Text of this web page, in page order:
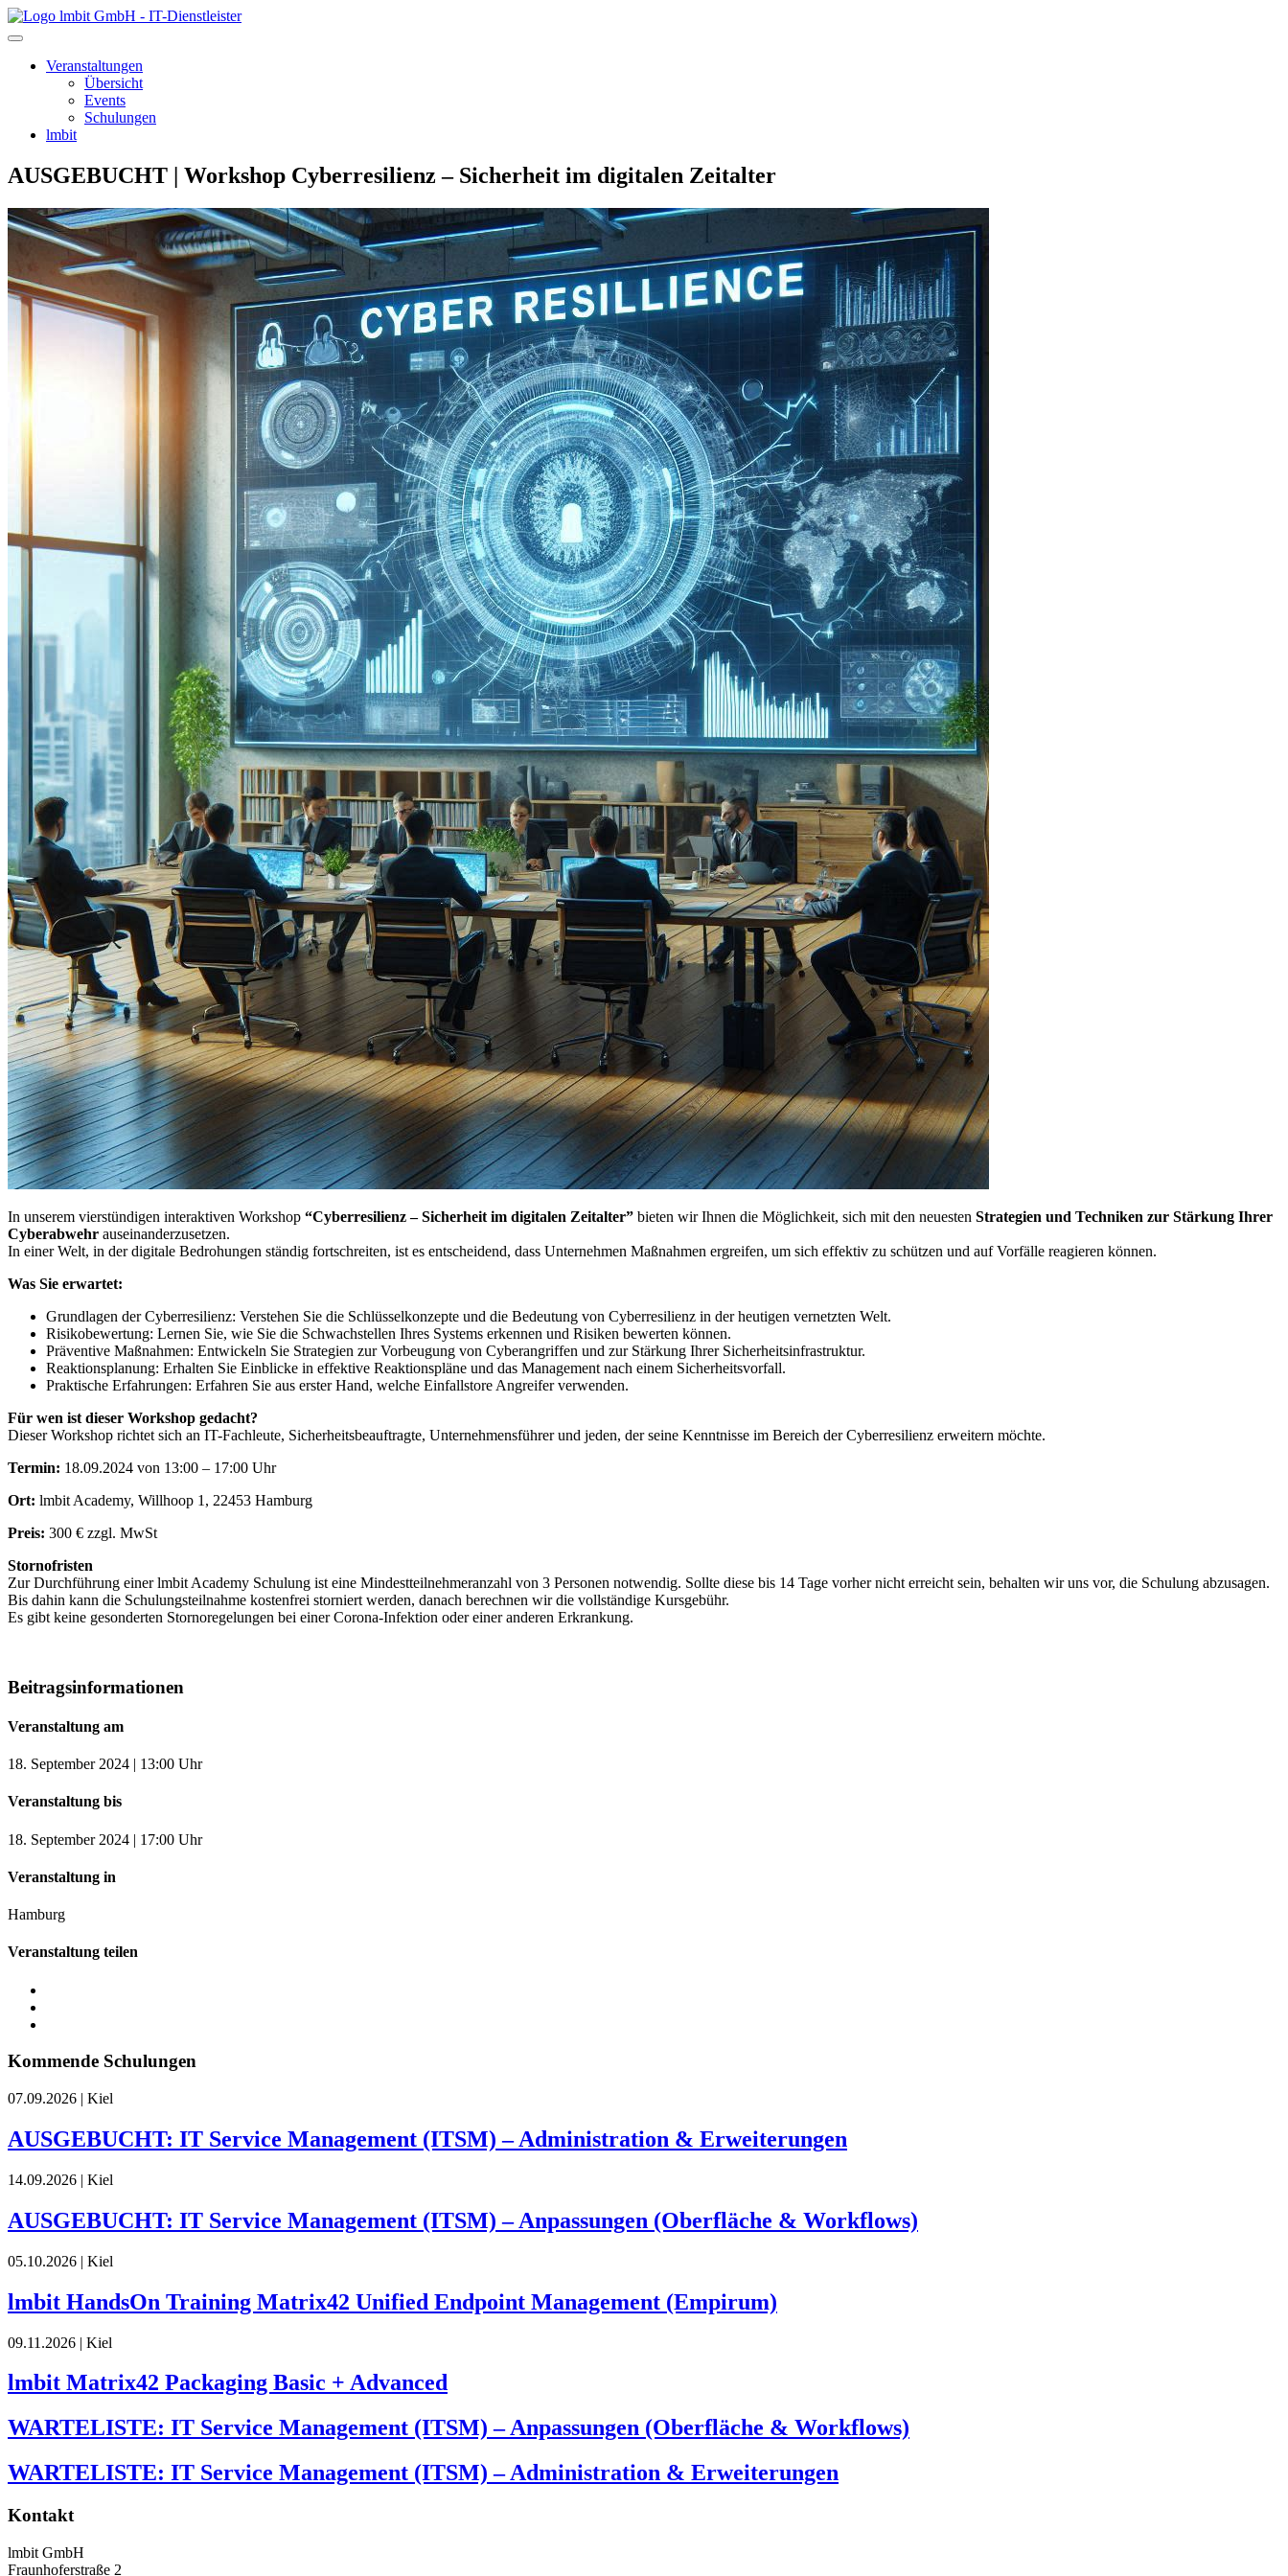
lmbit GmbH - IT-Dienstleister
Veranstaltungen
Übersicht
Events
Schulungen
lmbit
AUSGEBUCHT | Workshop Cyberresilienz – Sicherheit im digitalen Zeitalter
In unserem vierstündigen interaktiven Workshop “Cyberresilienz – Sicherheit im digitalen Zeitalter” bieten wir Ihnen die Möglichkeit, sich mit den neuesten Strategien und Techniken zur Stärkung Ihrer
Cyberabwehr auseinanderzusetzen.
In einer Welt, in der digitale Bedrohungen ständig fortschreiten, ist es entscheidend, dass Unternehmen Maßnahmen ergreifen, um sich effektiv zu schützen und auf Vorfälle reagieren können.
Was Sie erwartet:
Grundlagen der Cyberresilienz: Verstehen Sie die Schlüsselkonzepte und die Bedeutung von Cyberresilienz in der heutigen vernetzten Welt.
Risikobewertung: Lernen Sie, wie Sie die Schwachstellen Ihres Systems erkennen und Risiken bewerten können.
Präventive Maßnahmen: Entwickeln Sie Strategien zur Vorbeugung von Cyberangriffen und zur Stärkung Ihrer Sicherheitsinfrastruktur.
Reaktionsplanung: Erhalten Sie Einblicke in effektive Reaktionspläne und das Management nach einem Sicherheitsvorfall.
Praktische Erfahrungen: Erfahren Sie aus erster Hand, welche Einfallstore Angreifer verwenden.
Für wen ist dieser Workshop gedacht?
Dieser Workshop richtet sich an IT-Fachleute, Sicherheitsbeauftragte, Unternehmensführer und jeden, der seine Kenntnisse im Bereich der Cyberresilienz erweitern möchte.
Termin: 18.09.2024 von 13:00 – 17:00 Uhr
Ort: lmbit Academy, Willhoop 1, 22453 Hamburg
Preis: 300 € zzgl. MwSt
Stornofristen
Zur Durchführung einer lmbit Academy Schulung ist eine Mindestteilnehmeranzahl von 3 Personen notwendig. Sollte diese bis 14 Tage vorher nicht erreicht sein, behalten wir uns vor, die Schulung abzusagen.
Bis dahin kann die Schulungsteilnahme kostenfrei storniert werden, danach berechnen wir die vollständige Kursgebühr.
Es gibt keine gesonderten Stornoregelungen bei einer Corona-Infektion oder einer anderen Erkrankung.
Beitragsinformationen
Veranstaltung am
18. September 2024 | 13:00 Uhr
Veranstaltung bis
18. September 2024 | 17:00 Uhr
Veranstaltung in
Hamburg
Veranstaltung teilen
Kommende Schulungen
07.09.2026 | Kiel
AUSGEBUCHT: IT Service Management (ITSM) – Administration & Erweiterungen
14.09.2026 | Kiel
AUSGEBUCHT: IT Service Management (ITSM) – Anpassungen (Oberfläche & Workflows)
05.10.2026 | Kiel
lmbit HandsOn Training Matrix42 Unified Endpoint Management (Empirum)
09.11.2026 | Kiel
lmbit Matrix42 Packaging Basic + Advanced
WARTELISTE: IT Service Management (ITSM) – Anpassungen (Oberfläche & Workflows)
WARTELISTE: IT Service Management (ITSM) – Administration & Erweiterungen
Kontakt
lmbit GmbH
Fraunhoferstraße 2